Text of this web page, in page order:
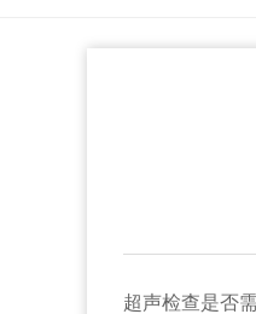
超声检查是否